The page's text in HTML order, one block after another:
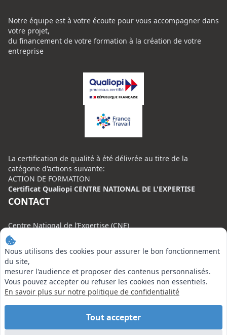
Nous utilisons des cookies pour assurer le bon fonctionnement
du site,
mesurer l'audience et proposer des contenus personnalisés.
Vous pouvez accepter ou refuser les cookies non essentiels.
En savoir plus sur notre politique de confidentialité
Tout accepter
Notre équipe est à votre écoute pour vous accompagner dans
votre projet,
du financement de votre formation à la création de votre
entreprise
La certification de qualité à été délivrée au titre de la
catégorie d'actions suivante:
ACTION DE FORMATION
Certificat Qualiopi CENTRE NATIONAL DE L'EXPERTISE
CONTACT
Centre National de l’Expertise (CNE)
20 rue Henri Regnault, 75008 Paris
N°VERT : 0800 00 80 89
EN SAVOIR PLUS
Liens utiles